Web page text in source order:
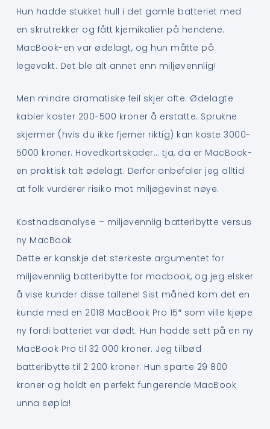
Hun hadde stukket hull i det gamle batteriet med
en skrutrekker og fått kjemikalier på hendene.
MacBook-en var ødelagt, og hun måtte på
legevakt. Det ble alt annet enn miljøvennlig!
Men mindre dramatiske feil skjer ofte. Ødelagte
kabler koster 200-500 kroner å erstatte. Sprukne
skjermer (hvis du ikke fjerner riktig) kan koste 3000-
5000 kroner. Hovedkortskader… tja, da er MacBook-
en praktisk talt ødelagt. Derfor anbefaler jeg alltid
at folk vurderer risiko mot miljøgevinst nøye.
Kostnadsanalyse – miljøvennlig batteribytte versus
ny MacBook
Dette er kanskje det sterkeste argumentet for
miljøvennlig batteribytte for macbook, og jeg elsker
å vise kunder disse tallene! Sist måned kom det en
kunde med en 2018 MacBook Pro 15″ som ville kjøpe
ny fordi batteriet var dødt. Hun hadde sett på en ny
MacBook Pro til 32 000 kroner. Jeg tilbød
batteribytte til 2 200 kroner. Hun sparte 29 800
kroner og holdt en perfekt fungerende MacBook
unna søpla!